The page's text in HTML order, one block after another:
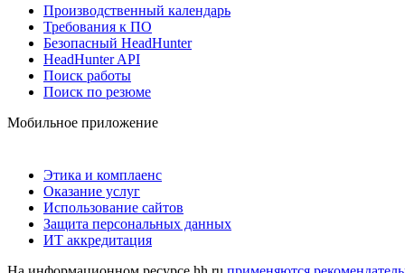
Производственный календарь
Требования к ПО
Безопасный HeadHunter
HeadHunter API
Поиск работы
Поиск по резюме
Мобильное приложение
Этика и комплаенс
Оказание услуг
Использование сайтов
Защита персональных данных
ИТ аккредитация